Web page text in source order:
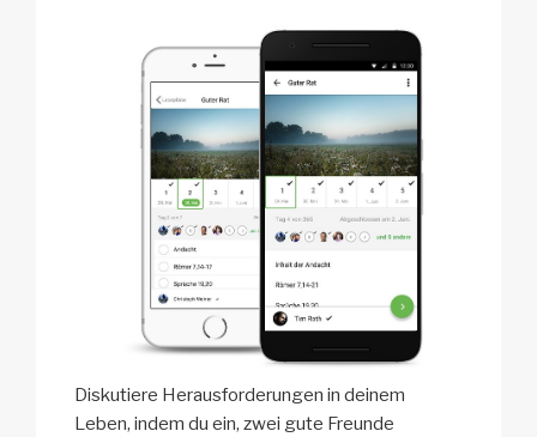
Diskutiere Herausforderungen in deinem
Leben, indem du ein, zwei gute Freunde